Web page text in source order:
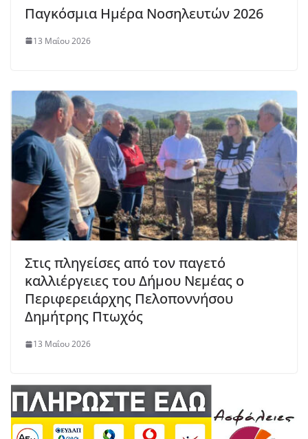
Παγκόσμια Ημέρα Νοσηλευτών 2026
13 Μαΐου 2026
Στις πληγείσες από τον παγετό
καλλιέργειες του Δήμου Νεμέας ο
Περιφερειάρχης Πελοποννήσου
Δημήτρης Πτωχός
13 Μαΐου 2026